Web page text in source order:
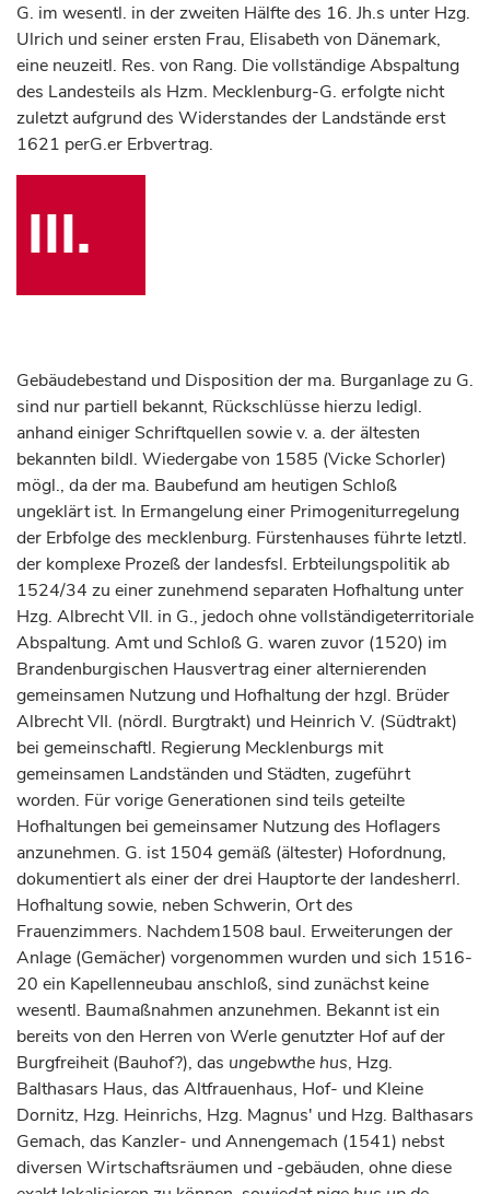
G. im wesentl. in der zweiten Hälfte des 16. Jh.s unter Hzg.
Ulrich und seiner ersten Frau, Elisabeth von Dänemark,
eine neuzeitl. Res. von Rang. Die vollständige Abspaltung
des Landesteils als Hzm. Mecklenburg-G. erfolgte nicht
zuletzt aufgrund des Widerstandes der Landstände erst
1621 perG.er Erbvertrag.
III.
Gebäudebestand und Disposition der ma. Burganlage zu G.
sind nur partiell bekannt, Rückschlüsse hierzu ledigl.
anhand einiger Schriftquellen sowie v. a. der ältesten
bekannten bildl. Wiedergabe von 1585 (Vicke Schorler)
mögl., da der ma. Baubefund am heutigen Schloß
ungeklärt ist. In Ermangelung einer Primogeniturregelung
der Erbfolge des mecklenburg. Fürstenhauses führte letztl.
der komplexe Prozeß der landesfsl. Erbteilungspolitik ab
1524/34 zu einer zunehmend separaten Hofhaltung unter
Hzg. Albrecht VII. in G., jedoch ohne vollständigeterritoriale
Abspaltung. Amt und Schloß G. waren zuvor (1520) im
Brandenburgischen Hausvertrag einer alternierenden
gemeinsamen Nutzung und Hofhaltung der hzgl. Brüder
Albrecht VII. (nördl. Burgtrakt) und Heinrich V. (Südtrakt)
bei gemeinschaftl. Regierung Mecklenburgs mit
gemeinsamen Landständen und Städten, zugeführt
worden. Für vorige Generationen sind teils geteilte
Hofhaltungen bei gemeinsamer Nutzung des Hoflagers
anzunehmen. G. ist 1504 gemäß (ältester) Hofordnung,
dokumentiert als einer der drei Hauptorte der landesherrl.
Hofhaltung sowie, neben Schwerin, Ort des
Frauenzimmers. Nachdem1508 baul. Erweiterungen der
Anlage (Gemächer) vorgenommen wurden und sich 1516-
20 ein Kapellenneubau anschloß, sind zunächst keine
wesentl. Baumaßnahmen anzunehmen. Bekannt ist ein
bereits von den Herren von Werle genutzter Hof auf der
Burgfreiheit (Bauhof?), das ungebwthe hus, Hzg.
Balthasars Haus, das Altfrauenhaus, Hof- und Kleine
Dornitz, Hzg. Heinrichs, Hzg. Magnus' und Hzg. Balthasars
Gemach, das Kanzler- und Annengemach (1541) nebst
diversen Wirtschaftsräumen und -gebäuden, ohne diese